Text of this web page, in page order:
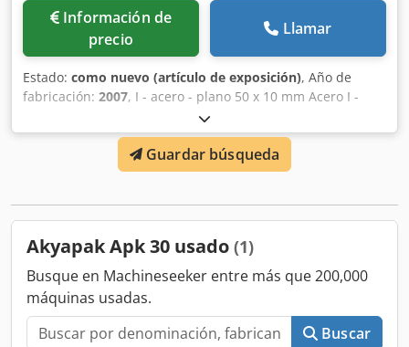
Información de
precio
Llamar
Estado: como nuevo (artículo de exposición), Año de
fabricación: 2007, I - acero - plano 50 x 10 mm Acero I -
vertical 80 x 15 mm Acero en ángulo 50 mm Material
redondo 30,0 mm Diámetro en bruto máx. 1 1/2" mm
Material macizo - diámetro 30,0 mm Peso 0,185 toneladas
Dimensiones L-A-H 670 x 530 x 1350 mm Material
necesaria 0,75 kW Unidad de demostración Equipamiento:
Dkjdpet U R H Ujfx Ak Djr - Rodillos estándar (divididos) -
Posibilidad de plegado horizontal y vertical
Guardar búsqueda
Akyapak Apk 30 usado (1)
Busque en Machineseeker entre más que 200,000
máquinas usadas.
Buscar